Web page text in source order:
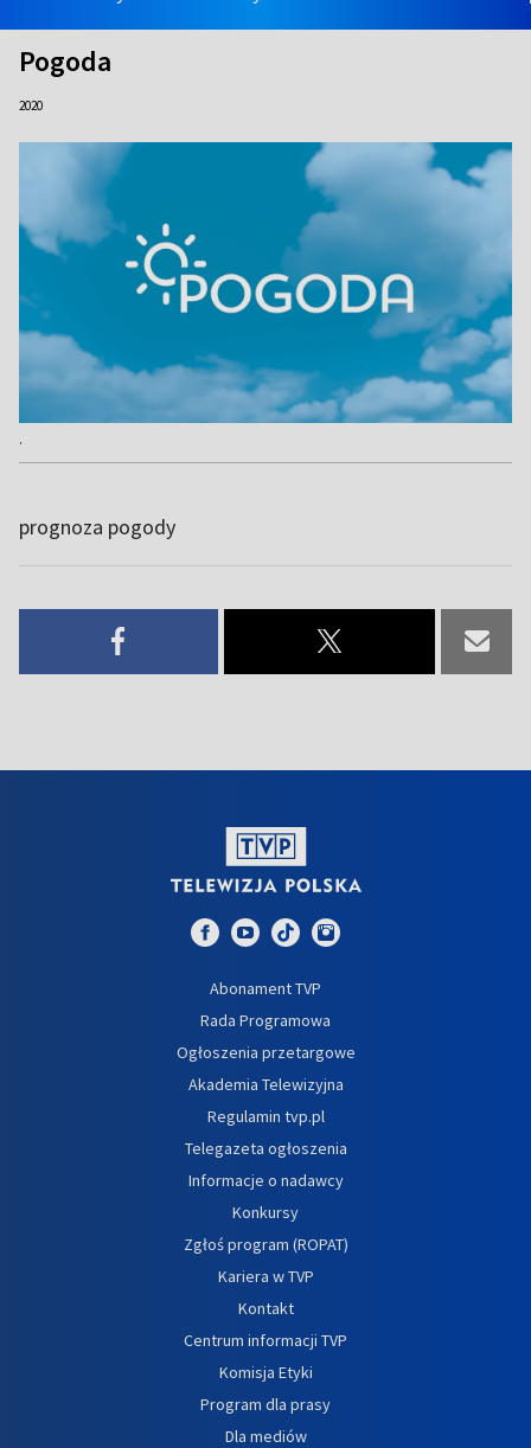
Pogoda
2020
.
prognoza pogody
Abonament TVP
Rada Programowa
Ogłoszenia przetargowe
Akademia Telewizyjna
Regulamin tvp.pl
Telegazeta ogłoszenia
Informacje o nadawcy
Konkursy
Zgłoś program (ROPAT)
Kariera w TVP
Kontakt
Centrum informacji TVP
Komisja Etyki
Program dla prasy
Dla mediów